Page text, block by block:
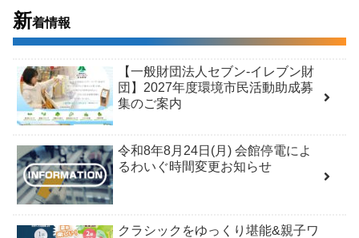
新着情報
【一般財団法人セブン-イレブン財
団】2027年度環境市民活動助成募
集のご案内
令和8年8月24日(月) 会館停電によ
るわいぐ時間変更お知らせ
クラシックをゆっくり堪能&親子ワ